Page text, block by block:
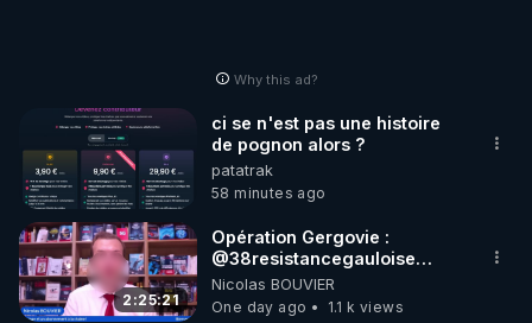
Why this ad?
ci se n'est pas une histoire
de pognon alors ?
patatrak
58 minutes ago
2:25:21
Opération Gergovie :
‪@38resistancegauloise‬
‪@MarionSigautOfficiel‬
‪@gladysriifard5710‬ Laëtitia
Nicolas BOUVIER
One day ago
1.1 k views